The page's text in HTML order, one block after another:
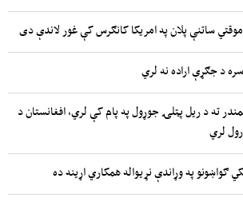
موقتي ساتنې پلان په امریکا کانګرس کې غور لاندې دی
د جګړې اراده نه لري
ته د ریل پټلۍ جوړول په پام کې لري، افغانستان د
لري